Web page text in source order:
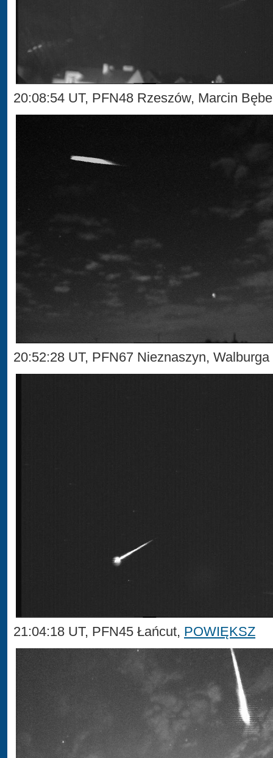
20:08:54 UT, PFN48 Rzeszów, Marcin
20:52:28 UT, PFN67 Nieznaszyn,
21:04:18 UT, PFN45 Łańcut, POWIĘKSZ